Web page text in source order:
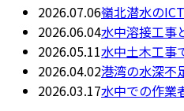
2026.07.06嶺北潜水の
2026.06.04水中溶接工事
2026.05.11水中土木工事
2026.04.02港湾の水深不
2026.03.17水中での作業